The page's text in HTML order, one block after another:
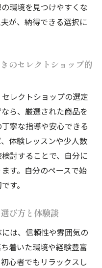
環境を見つけやすくな
が、納得できる選択に
のセレクトショップ的
レクトショップの選定
ら、厳選された商品を
寧な指導や安心できる
体験レッスンや少人数
討することで、自分に
す。自分のペースで始
す。
び方と体験談
は、信頼性や雰囲気の
着いた環境や経験豊富
心者でもリラックスし